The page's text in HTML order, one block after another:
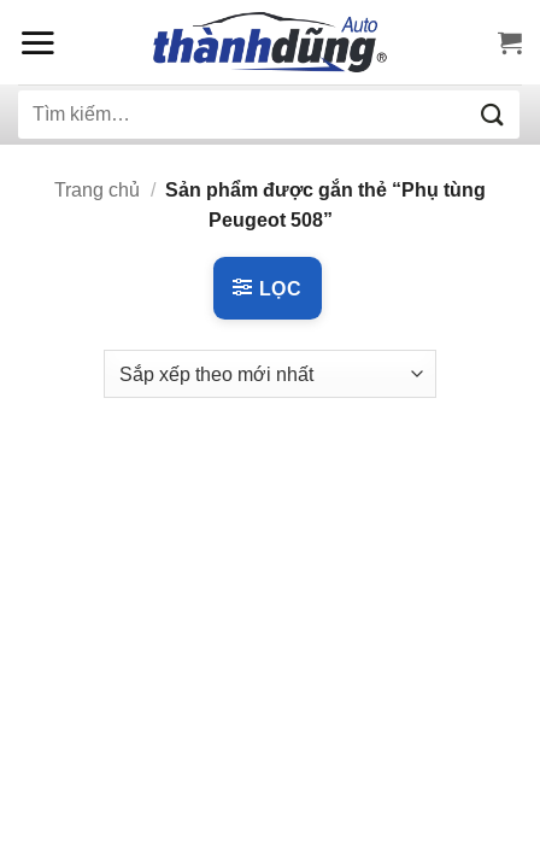
qua
dung
Tìm
Trang chủ / Sản phẩm được gắn thẻ “Phụ tùng
Peugeot 508”
LỌC